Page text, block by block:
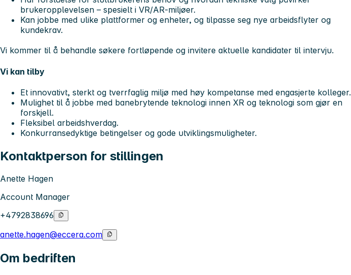
brukeropplevelsen – spesielt i VR/AR-miljøer.
Kan jobbe med ulike plattformer og enheter, og tilpasse seg nye arbeidsflyter og
kundekrav.
Vi kommer til å behandle søkere fortløpende og invitere aktuelle kandidater til intervju.
Vi kan tilby
Et innovativt, sterkt og tverrfaglig miljø med høy kompetanse med engasjerte kolleger.
Mulighet til å jobbe med banebrytende teknologi innen XR og teknologi som gjør en
forskjell.
Fleksibel arbeidshverdag.
Konkurransedyktige betingelser og gode utviklingsmuligheter.
Kontaktperson for stillingen
Anette Hagen
Account Manager
+4792838696
anette.hagen@eccera.com
Om bedriften